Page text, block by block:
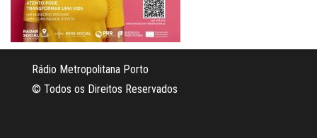
Rádio Metropolitana Porto
© Todos os Direitos Reservados